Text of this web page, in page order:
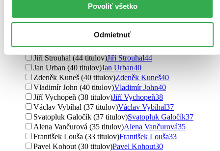
Povoliť všetko
Odmietnuť
Jaroslav Sedláček (55 titulov)Jaroslav Sedláček
Dale Carnegie (53 titulov)Dale Carnegie53
Vladimír Hruška (47 titulov)Vladimír Hruška
Jitka Vysekalová (45 titulov)Jitka Vysekalová45
Jiří Strouhal (44 titulov)Jiří Strouhal44
Jan Urban (40 titulov)Jan Urban40
Zdeněk Kuneš (40 titulov)Zdeněk Kuneš40
Vladimír John (40 titulov)Vladimír John40
Jiří Vychopeň (38 titulov)Jiří Vychopeň38
Václav Vybíhal (37 titulov)Václav Vybíhal37
Svatopluk Galočík (37 titulov)Svatopluk Galočík37
Alena Vančurová (35 titulov)Alena Vančurová35
František Louša (33 titulov)František Louša33
Pavel Kohout (30 titulov)Pavel Kohout30